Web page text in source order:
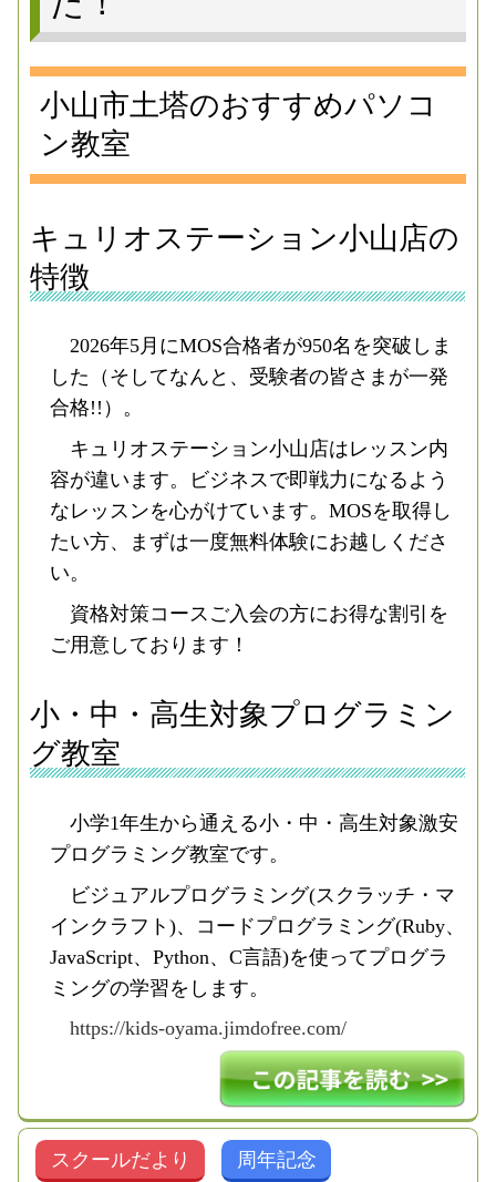
小山市土塔のおすすめパソコ
ン教室
キュリオステーション小山店の
特徴
2026年5月にMOS合格者が950名を突破しま
した（そしてなんと、受験者の皆さまが一発
合格!!）。
キュリオステーション小山店はレッスン内
容が違います。ビジネスで即戦力になるよう
なレッスンを心がけています。MOSを取得し
たい方、まずは一度無料体験にお越しくださ
い。
資格対策コースご入会の方にお得な割引を
ご用意しております！
小・中・高生対象プログラミン
グ教室
小学1年生から通える小・中・高生対象激安
プログラミング教室です。
ビジュアルプログラミング(スクラッチ・マ
インクラフト)、コードプログラミング(Ruby、
JavaScript、Python、C言語)を使ってプログラ
ミングの学習をします。
https://kids-oyama.jimdofree.com/
スクールだより
周年記念